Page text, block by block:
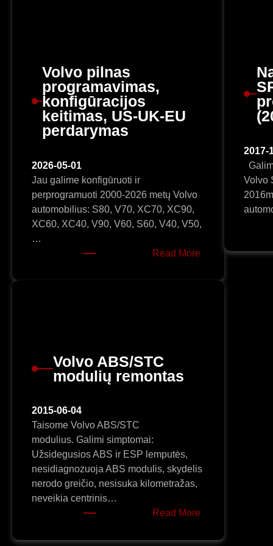
Volvo pilnas
programavimas,
konfigūracijos
keitimas, US-UK-EU
perdarymas
2026-05-01
Jau galime konfigūruoti ir
perprogramuoti 2000-2026 metų Volvo
automobilius: S80, V70, XC70, XC90,
XC60, XC40, V90, V60, S60, V40, V50,
…
Read More:
pilnas
2017-
Volvo
Volvo ABS/STC
modulių remontas
2015-06-04
Taisome Volvo ABS/STC
modulius. Galimi simptomai:
Užsidegusios ABS ir ESP lemputės,
nesidiagnozuoja ABS modulis, skydelis
nerodo greičio, nesisuka kilometražas,
neveikia centrinis…
Read More:
ABS/STC